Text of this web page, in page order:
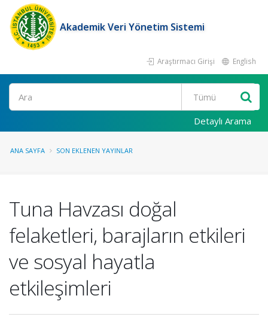
Akademik Veri Yönetim Sistemi
Araştırmacı Girişi English
Ara
Detaylı Arama
ANA SAYFA SON EKLENEN YAYINLAR
Tuna Havzası doğal
felaketleri, barajların etkileri
ve sosyal hayatla
etkileşimleri